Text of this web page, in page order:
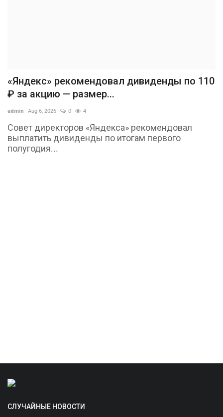
«Яндекс» рекомендовал дивиденды по 110
₽ за акцию — размер...
admin Aug 6, 2026 0 4
Совет директоров «Яндекса» рекомендовал
выплатить дивиденды по итогам первого
полугодия...
СЛУЧАЙНЫЕ НОВОСТИ